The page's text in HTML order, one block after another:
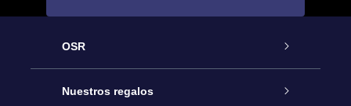
OSR
Atención
Nuestros regalos